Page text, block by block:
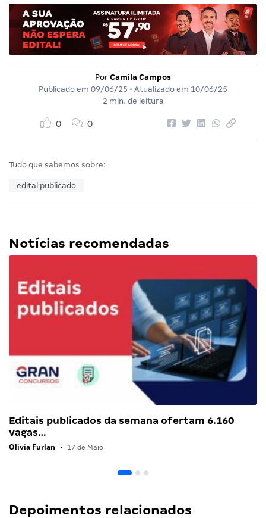
Por Camila Campos
Publicado em 09/06/25 • Atualizado em 10/06/25
2 min. de leitura
0 0
Tudo que sabemos sobre:
edital publicado
Notícias recomendadas
Editais publicados da semana ofertam 6.160
vagas…
Olivia Furlan • 17 de Maio
Depoimentos relacionados